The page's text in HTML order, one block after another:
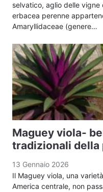
selvatico, aglio delle
erbacea perenne
Amaryllidaceae (genere…
Maguey viola-
tradizionali della
13 Gennaio 2026
Il Maguey viola, una
America centrale, non